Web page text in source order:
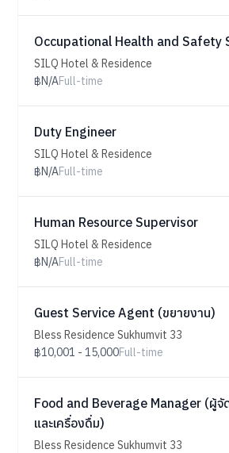
Occupational Health and Safety
SILQ Hotel & Residence
฿N/AFull-time
Duty Engineer
SILQ Hotel & Residence
฿N/AFull-time
Human Resource Supervisor
SILQ Hotel & Residence
฿N/AFull-time
Guest Service Agent (ขยายงาน)
Bless Residence Sukhumvit 33
฿10,001 - 15,000Full-time
Food and Beverage Manager (ผู้จั
และเครื่องดื่ม)
Bless Residence Sukhumvit 33